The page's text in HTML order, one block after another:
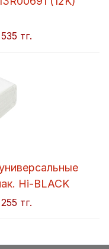
тг.
Hi-BLACK
тг.